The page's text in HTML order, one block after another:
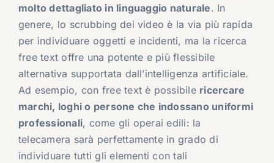
molto dettagliato in linguaggio naturale. In
genere, lo scrubbing dei video è la via più rapida
per individuare oggetti e incidenti, ma la ricerca
free text offre una potente e più flessibile
alternativa supportata dall’intelligenza artificiale.
Ad esempio, con free text è possibile ricercare
marchi, loghi o persone che indossano uniformi
professionali, come gli operai edili: la
telecamera sarà perfettamente in grado di
individuare tutti gli elementi con tali